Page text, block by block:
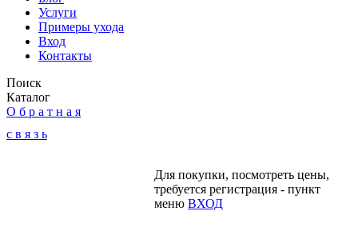
Услуги
Примеры ухода
Вход
Контакты
Поиск
Каталог
О б р а т н а я
с в я з ь
Для покупки, посмотреть цены,
требуется регистрация - пункт
меню ВХОД